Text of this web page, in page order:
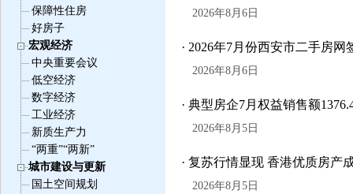
保障性住房
好房子
宏观经济
中央重要会议
低空经济
数字经济
工业经济
新质生产力
“两重”“两新”
城市建设与更新
国土空间规划
2026年8月6日
· 2026年7月份西安市二手房网
2026年8月6日
· 典型房企7月权益销售额
2026年8月5日
· 复苏行情显现 香港优质房产
2026年8月5日